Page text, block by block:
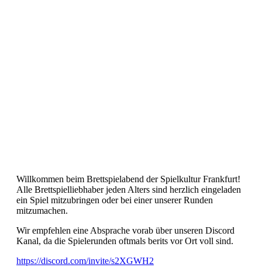
Willkommen beim Brettspielabend der Spielkultur Frankfurt!
Alle Brettspielliebhaber jeden Alters sind herzlich eingeladen
ein Spiel mitzubringen oder bei einer unserer Runden
mitzumachen.
Wir empfehlen eine Absprache vorab über unseren Discord
Kanal, da die Spielerunden oftmals berits vor Ort voll sind.
https://discord.com/invite/s2XGWH2